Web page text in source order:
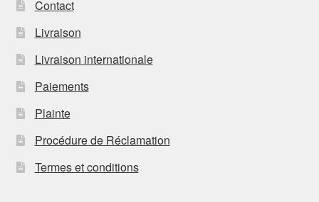
Contact
Livraison
Livraison internationale
Paiements
Plainte
Procédure de Réclamation
Termes et conditions